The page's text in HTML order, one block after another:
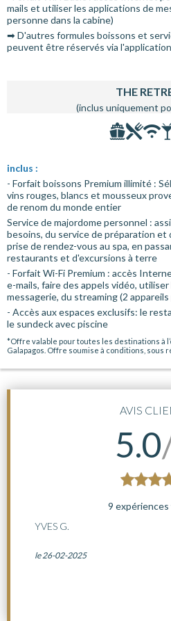
mails et utiliser les applications de
personne dans la cabine)
➡ D'autres formules boissons et
peuvent être réservés via
THE
(inclus uniquement
inclus :
- Forfait boissons Premium illimité :
vins rouges, blancs et mousseux
de renom du monde entier
Service de majordome personnel :
besoins, du service de préparation et
prise de rendez-vous au spa, en
restaurants et d'excursions à terre
- Forfait Wi-Fi Premium : accès
e-mails, faire des appels vidéo,
messagerie, du streaming (2
- Accès aux espaces exclusifs: le
le sundeck avec piscine
*Offre valable pour toutes les destinations à
Galapagos. Offre soumise à conditions, sous
AVIS
5.0
9 expériences
YVES G.
le 26-02-2025